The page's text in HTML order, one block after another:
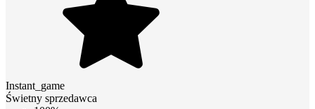
Instant_game
Świetny sprzedawca